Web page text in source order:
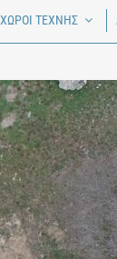
ΧΩΡΟΙ ΤΕΧΝΗΣ